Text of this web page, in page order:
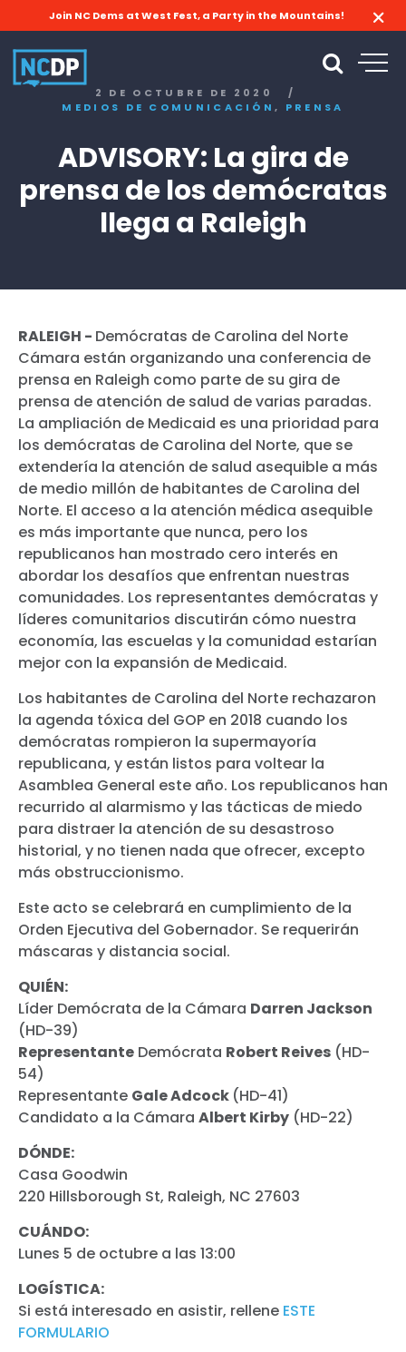
Join NC Dems at West Fest, a Party in the Mountains!
2 DE OCTUBRE DE 2020
/
MEDIOS DE COMUNICACIÓN, PRENSA
ADVISORY: La gira de
prensa de los demócratas
llega a Raleigh
RALEIGH - Demócratas de Carolina del Norte
Cámara están organizando una conferencia de
prensa en Raleigh como parte de su gira de
prensa de atención de salud de varias paradas.
La ampliación de Medicaid es una prioridad para
los demócratas de Carolina del Norte, que se
extendería la atención de salud asequible a más
de medio millón de habitantes de Carolina del
Norte. El acceso a la atención médica asequible
es más importante que nunca, pero los
republicanos han mostrado cero interés en
abordar los desafíos que enfrentan nuestras
comunidades. Los representantes demócratas y
líderes comunitarios discutirán cómo nuestra
economía, las escuelas y la comunidad estarían
mejor con la expansión de Medicaid.
Los habitantes de Carolina del Norte rechazaron
la agenda tóxica del GOP en 2018 cuando los
demócratas rompieron la supermayoría
republicana, y están listos para voltear la
Asamblea General este año. Los republicanos han
recurrido al alarmismo y las tácticas de miedo
para distraer la atención de su desastroso
historial, y no tienen nada que ofrecer, excepto
más obstruccionismo.
Este acto se celebrará en cumplimiento de la
Orden Ejecutiva del Gobernador. Se requerirán
máscaras y distancia social.
QUIÉN:
Líder Demócrata de la Cámara Darren Jackson
(HD-39)
Representante Demócrata Robert Reives (HD-
54)
Representante Gale Adcock (HD-41)
Candidato a la Cámara Albert Kirby (HD-22)
DÓNDE:
Casa Goodwin
220 Hillsborough St, Raleigh, NC 27603
CUÁNDO:
Lunes 5 de octubre a las 13:00
LOGÍSTICA:
Si está interesado en asistir, rellene ESTE
FORMULARIO